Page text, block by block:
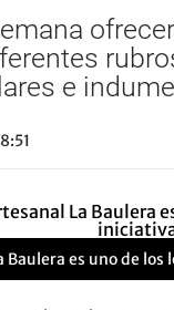
e
Baulera es uno de